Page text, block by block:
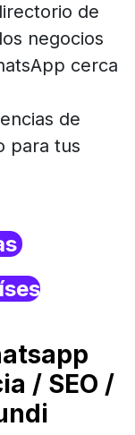
de
negocios
cerca
de
para tus
/ SEO /